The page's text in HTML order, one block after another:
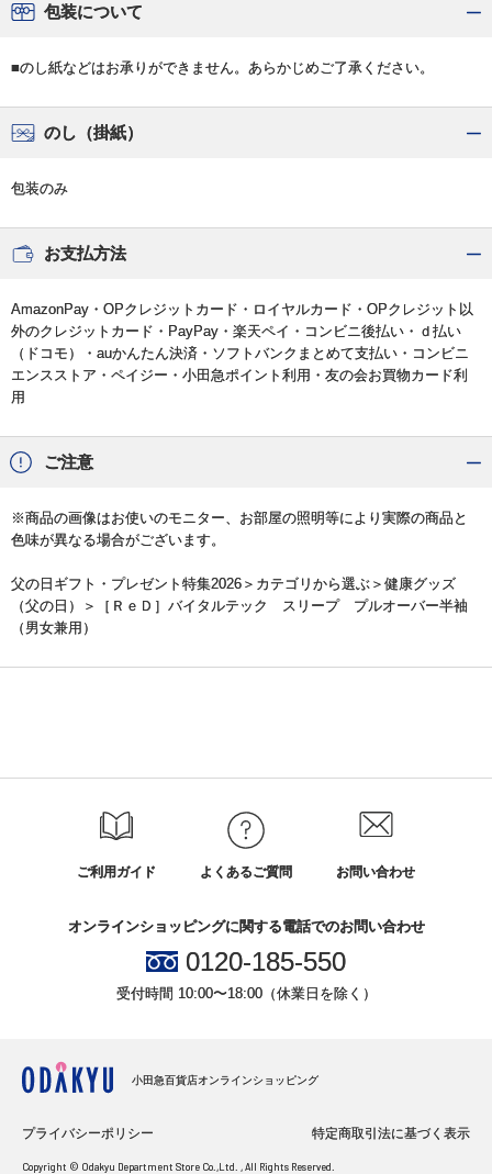
包装について
■のし紙などはお承りができません。あらかじめご了承ください。
のし（掛紙）
包装のみ
お支払方法
AmazonPay・OPクレジットカード・ロイヤルカード・OPクレジット以
外のクレジットカード・PayPay・楽天ペイ・コンビニ後払い・ｄ払い
（ドコモ）・auかんたん決済・ソフトバンクまとめて支払い・コンビニ
エンスストア・ペイジー・小田急ポイント利用・友の会お買物カード利
用
ご注意
※商品の画像はお使いのモニター、お部屋の照明等により実際の商品と
色味が異なる場合がございます。
父の日ギフト・プレゼント特集2026 ＞カテゴリから選ぶ＞ 健康グッズ
（父の日）
＞［ＲｅＤ］バイタルテック スリープ プルオーバー半袖
（男女兼用）
ご利用ガイド よくあるご質問 お問い合わせ
オンラインショッピングに関する電話でのお問い合わせ
0120-185-550
受付時間 10:00〜18:00（休業日を除く）
小田急百貨店オンラインショッピング
プライバシーポリシー 特定商取引法に基づく表示
Copyright © Odakyu Department Store Co.,Ltd. , All Rights Reserved.